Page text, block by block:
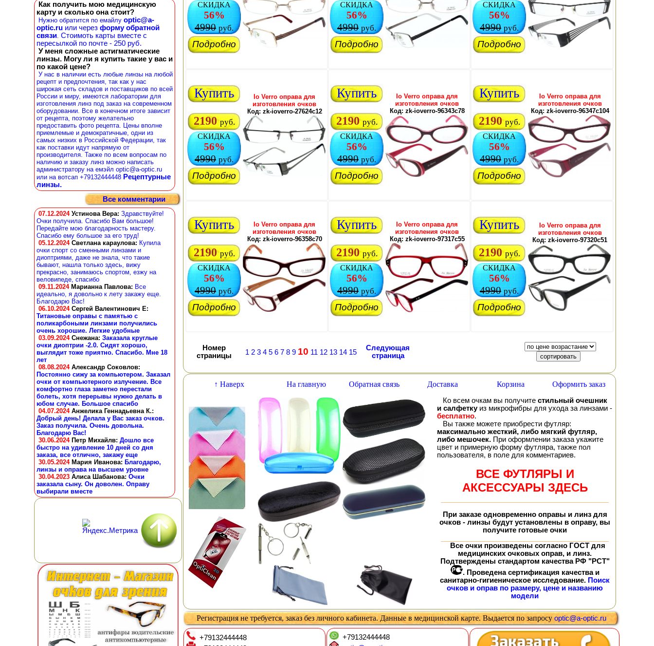
Как получить мою медицинскую
карту и сколько она стоит?
Нужно обратится по емайлу optic@a-
optic.ru или через форму обратной
связи. Стоимоть карты вместе с
пересылкой по почте - 250 руб.
У меня сложные астигматические
линзы. Могу ли я купить такие у вас и
по какой цене?
У нас в наличии есть любые линзы на любой
рецепт и предпочтения, так как у нас
широкая сеть складов и поставщиков по всей
России и миру, имеются лаборатории для
изготовления линз под заказ на современном
оборудовании. Все в конечном итоге зависит
от рецепта, поэтому желательно
предоставить фото рецепта. Цены вполне
приемлемые и демократичные, одни из
самых низких в Российской Федерации, так
как поставки идут напрямую от
производителя. Также по всем вопросам по
наличию и заказу линз можно написать
администратору на емэйл optic@a-optic.ru
или на вотсап +79132444448 Рецептурные
линзы.
Все комментарии
07.12.2024 Устинова Вера: Здравствуйте!
Очки получила. Спасибо Вам большое!
Передайте мою благодарность мастеру.
Спасибо ему большое за его труд!
05.12.2024 Светлана караулова: Купила
очки спорт со сменными линзами и
диоптриями, даже не знала, что такие
бывают, нашла только здесь, вижу
прекрасно, занимаюсь спортом, езжу на
веловипеде, спасибо
09.11.2024 Марианна Павлова: Все
идеально, я довольно к лету закажу еще.
Благодарю Вас!
06.10.2024 Сергей Валентинович Е:
Титановые оправы с памятью с
поликарбоными линзами получились
очень хорошие. Легкие удобные
03.09.2024 Снежана: Заказала круглые
очки диоптрии -2.0. Сидят хорошо,
выглядит тоже приятно. Спасибо. Мне 18
лет
08.08.2024 Александр Соковлов:
Постоянно сижу за компьютером. Заказал
очки от компьютерного излучение. Все
комфортно глаза заметно перестали
болеть, хотя перерывы нужно делать в
юбом случае. Большое спасибо
04.07.2024 Анжелика Геннадьевна К.:
Добрый день! Делала у Вас заказ очков.
Заказ получила. Очень довольна.
Благодарю Вас!
30.06.2024 Петр Михайлв: Дошло все
быстро на удивление 10 дней со дня
заказа, все отлично, закажу еще
30.05.2024 Мария Иванова: Благодарю,
линзы и оправа на высшем уровне
30.04.2023 Алиса Шабанова: Очки
заказала сыну. Он доволен. Оправу
выбирали вместе
СКИДКА
56%
4990 руб.
Подробно
СКИДКА
56%
4990 руб.
Подробно
СКИДКА
56%
4990 руб.
Подробно
Купить
2190 руб.
СКИДКА
56%
4990 руб.
Подробно
Io Verro оправа для
изготовления очков
Код: zk-ioverro-27624c12
Купить
2190 руб.
СКИДКА
56%
4990 руб.
Подробно
Io Verro оправа для
изготовления очков
Код: zk-ioverro-96343c78
Купить
2190 руб.
СКИДКА
56%
4990 руб.
Подробно
Io Verro оправа для
изготовления очков
Код: zk-ioverro-96347c104
Купить
2190 руб.
СКИДКА
56%
4990 руб.
Подробно
Io Verro оправа для
изготовления очков
Код: zk-ioverro-96358c70
Купить
2190 руб.
СКИДКА
56%
4990 руб.
Подробно
Io Verro оправа для
изготовления очков
Код: zk-ioverro-97317c55
Купить
2190 руб.
СКИДКА
56%
4990 руб.
Подробно
Io Verro оправа для
изготовления очков
Код: zk-ioverro-97320c51
Номер
страницы
1 2 3 4 5 6 7 8 9 10 11 12 13 14 15
Следующая
страница
↑ Наверх На главную Обратная связь Доставка Корзина Оформить заказ
Ко всем очкам вы получите стильный очешник
и салфеткуиз микрофибры для ухода за линзами -
бесплатно.
Вы также можете приобрести футляр:
максимально жесткий, либо мягкий футляр,
либо мешочек. При оформлении заказа укажите
цвет и примерную форму футляра, также пол
пользователя, в поле для комментариев.
ВСЕ ФУТЛЯРЫ И
АКСЕССУАРЫ ЗДЕСЬ
При заказе одновременнооправы и линз для
очков - линзы будут установлены в оправу, вы
получите готовые очки
Все очки произведены согласно ГОСТ для
медицинских очковых оправ, и линз.
Подтверждены стандартом качества РФ "РСТ"
. Проведена сертификация качества и
санитарно-гигиеническое исследование. Поиск
очков и оправ по размеру, цене и названию
модели
Регистрация не требуется, заказ без личного кабинета. Данные в медицинской карте. Выдается по запросуoptic@a-optic.ru
+79132444448
+79132444448